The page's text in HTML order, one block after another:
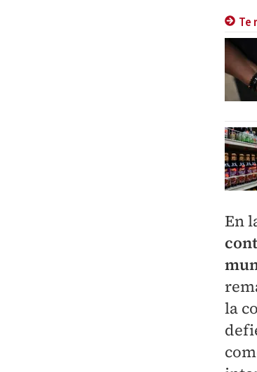
Te
En
la